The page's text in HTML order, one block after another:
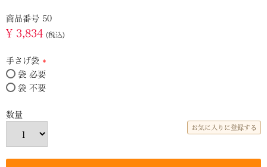
商品番号 50
¥ 3,834 税込
手さげ袋
(必
須)
袋 必要
袋 不要
お気に入りに登録する